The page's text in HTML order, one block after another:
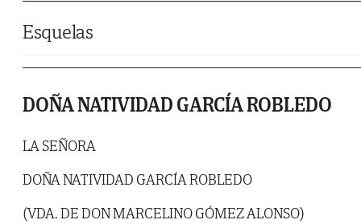
Esquelas
DOÑA NATIVIDAD GARCÍA ROBLEDO
LA SEÑORA
DOÑA NATIVIDAD GARCÍA ROBLEDO
(VDA. DE DON MARCELINO GÓMEZ ALONSO)